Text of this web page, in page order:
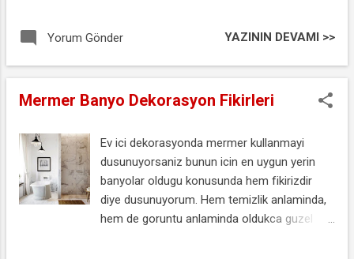
alakasiz bir konu oldu ancak guzel manzarali
yollarda araba surmenin keyfine varilabilecek
Yorum Gönder YAZININ DEVAMI >>
Mermer Banyo Dekorasyon Fikirleri
Ev ici dekorasyonda mermer kullanmayi
dusunuyorsaniz bunun icin en uygun yerin
banyolar oldugu konusunda hem fikirizdir
diye dusunuyorum. Hem temizlik anlaminda,
hem de goruntu anlaminda oldukca guzel